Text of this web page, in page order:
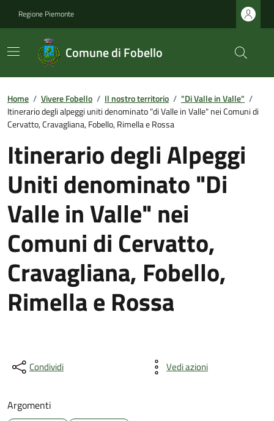
Regione Piemonte
Comune di Fobello
Home / Vivere Fobello / Il nostro territorio / "Di Valle in Valle" /
Itinerario degli alpeggi uniti denominato "di Valle in Valle" nei Comuni di
Cervatto, Cravagliana, Fobello, Rimella e Rossa
Itinerario degli Alpeggi
Uniti denominato "Di
Valle in Valle" nei
Comuni di Cervatto,
Cravagliana, Fobello,
Rimella e Rossa
Condividi Vedi azioni
Argomenti